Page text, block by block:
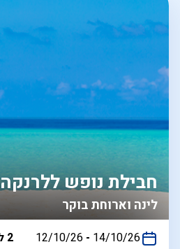
לינה וארוחת בוקר
חבילת נופש ללרנקה
בין
12/10/26 - 14/10/26
2 לילות